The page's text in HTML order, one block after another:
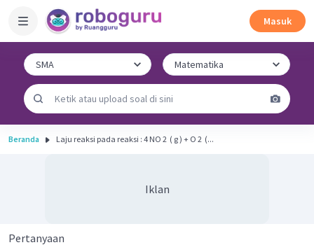
Masuk
Beranda Laju reaksi pada reaksi : 4 NO 2 ​ ( g ) + O 2 ​ (...
Iklan
Pertanyaan